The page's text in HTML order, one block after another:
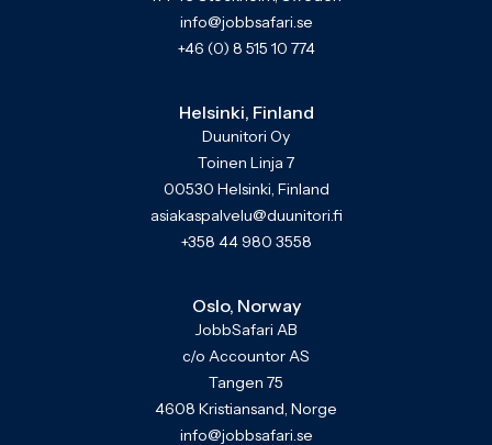
info@jobbsafari.se
+46 (0) 8 515 10 774
Helsinki, Finland
Duunitori Oy
Toinen Linja 7
00530 Helsinki, Finland
asiakaspalvelu@duunitori.fi
+358 44 980 3558
Oslo, Norway
JobbSafari AB
c/o Accountor AS
Tangen 75
4608 Kristiansand, Norge
info@jobbsafari.se